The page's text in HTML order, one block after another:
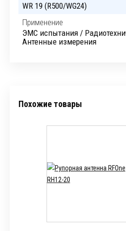
WR 19 (R500/WG24)
Применение
ЭМС испытания /
Антенные измерения
Похожие товары